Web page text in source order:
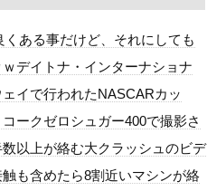
よな！
る・・・
くある事だけど、それにしても
デイトナ・インターナショナ
イで行われたNASCARカッ
ークゼロシュガー400で撮影さ
以上が絡む大クラッシュのビデ
も含めたら8割近いマシンが絡